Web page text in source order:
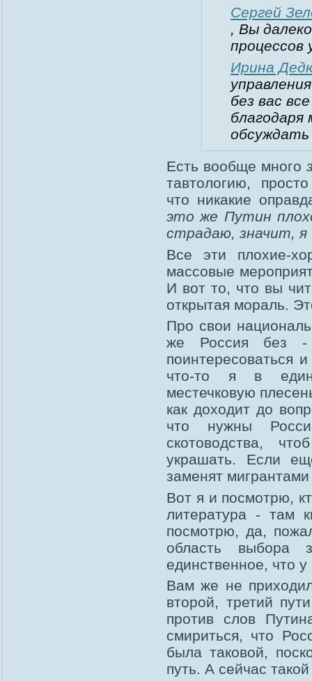
Сергей
, Вы
процессов
Ирина
без вас
благодаря
обсуждать
Есть вообще много
тавтологию,
что никакие
это же Путин
страдаю, значит, я
Все эти плохие-
массовые
И вот то, что вы
открытая мораль.
Про свои
же Россия без -
поинтересоваться
что-то я в
местечковую
как доходит до
что нужны
скотоводства,
украшать. Если
заменят
Вот я и посмотрю,
литература - там
посмотрю, да,
область выбора
единственное, что
Вам же не
второй, третий
против слов
смириться, что
была таковой,
путь. А сейчас